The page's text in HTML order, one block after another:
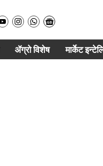
ॲग्रो विशेष मार्केट